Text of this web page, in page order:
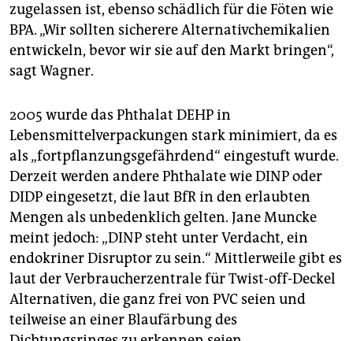
zugelassen ist, ebenso schädlich für die Föten wie
BPA. „Wir sollten sicherere Alternativchemikalien
entwickeln, bevor wir sie auf den Markt bringen“,
sagt Wagner.
2005 wurde das Phthalat DEHP in
Lebensmittelverpackungen stark minimiert, da es
als „fortpflanzungsgefährdend“ eingestuft wurde.
Derzeit werden andere Phthalate wie DINP oder
DIDP eingesetzt, die laut BfR in den erlaubten
Mengen als unbedenklich gelten. Jane Muncke
meint jedoch: „DINP steht unter Verdacht, ein
endokriner Disruptor zu sein.“ Mittlerweile gibt es
laut der Verbraucherzentrale für Twist-off-Deckel
Alternativen, die ganz frei von PVC seien und
teilweise an einer Blaufärbung des